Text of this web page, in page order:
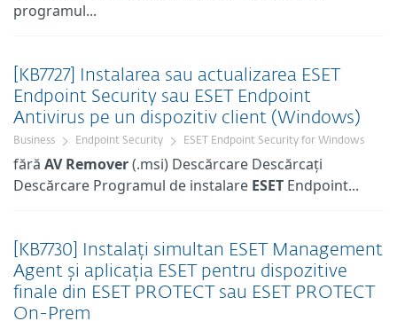
programul...
[KB7727] Instalarea sau actualizarea ESET
Endpoint Security sau ESET Endpoint
Antivirus pe un dispozitiv client (Windows)
Business Endpoint Security ESET Endpoint Security for Windows
fără AV Remover(.msi) Descărcare Descărcați
Descărcare Programul de instalare ESET Endpoint...
[KB7730] Instalați simultan ESET Management
Agent și aplicația ESET pentru dispozitive
finale din ESET PROTECT sau ESET PROTECT
On-Prem